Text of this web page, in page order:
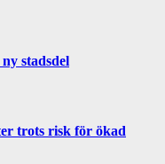
stadsdel
trots risk för ökad